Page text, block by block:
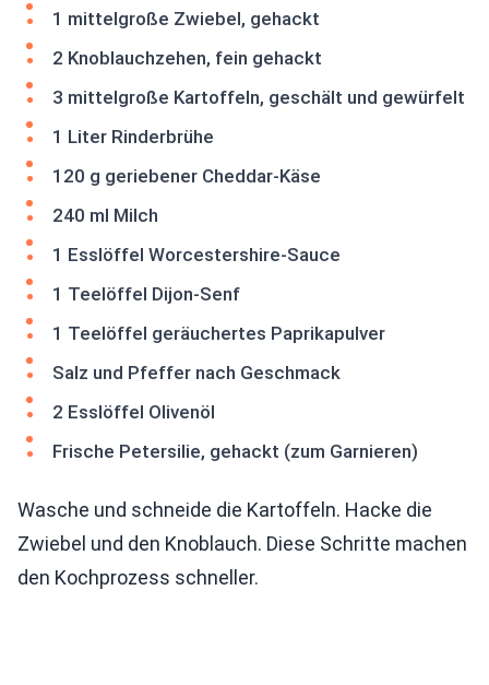
1 mittelgroße Zwiebel, gehackt
2 Knoblauchzehen, fein gehackt
3 mittelgroße Kartoffeln, geschält und gewürfelt
1 Liter Rinderbrühe
120 g geriebener Cheddar-Käse
240 ml Milch
1 Esslöffel Worcestershire-Sauce
1 Teelöffel Dijon-Senf
1 Teelöffel geräuchertes Paprikapulver
Salz und Pfeffer nach Geschmack
2 Esslöffel Olivenöl
Frische Petersilie, gehackt (zum Garnieren)
Wasche und schneide die Kartoffeln. Hacke die
Zwiebel und den Knoblauch. Diese Schritte machen
den Kochprozess schneller.